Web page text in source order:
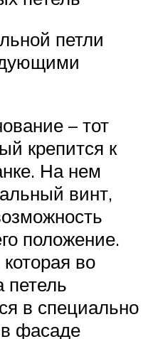
петли
– тот
крепится к
На нем
винт,
положение.
во
петель
в специально
фасаде